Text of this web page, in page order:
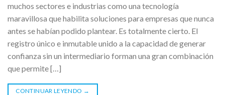
muchos sectores e industrias como una tecnología
maravillosa que habilita soluciones para empresas que nunca
antes se habían podido plantear. Es totalmente cierto. El
registro único e inmutable unido a la capacidad de generar
confianza sin un intermediario forman una gran combinación
que permite […]
CONTINUAR LEYENDO →